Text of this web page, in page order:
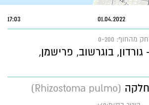
01.04.2022
17:03
מהחוף: 0-200
בוגרשוב, פרישמן,
חלקה (Rhizostoma pulmo)